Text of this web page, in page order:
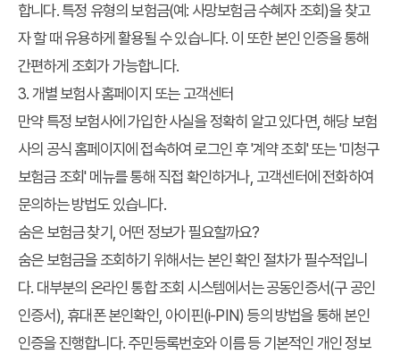
합니다. 특정 유형의 보험금(예: 사망보험금 수혜자 조회)을 찾고
자 할 때 유용하게 활용될 수 있습니다. 이 또한 본인 인증을 통해
간편하게 조회가 가능합니다.
3. 개별 보험사 홈페이지 또는 고객센터
만약 특정 보험사에 가입한 사실을 정확히 알고 있다면, 해당 보험
사의 공식 홈페이지에 접속하여 로그인 후 '계약 조회' 또는 '미청구
보험금 조회' 메뉴를 통해 직접 확인하거나, 고객센터에 전화하여
문의하는 방법도 있습니다.
숨은 보험금 찾기, 어떤 정보가 필요할까요?
숨은 보험금을 조회하기 위해서는 본인 확인 절차가 필수적입니
다. 대부분의 온라인 통합 조회 시스템에서는 공동인증서(구 공인
인증서), 휴대폰 본인확인, 아이핀(i-PIN) 등의 방법을 통해 본인
인증을 진행합니다. 주민등록번호와 이름 등 기본적인 개인 정보